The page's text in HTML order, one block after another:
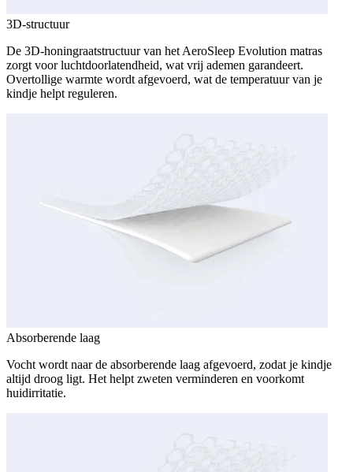
3D-structuur
De 3D-honingraatstructuur van het AeroSleep Evolution matras
zorgt voor luchtdoorlatendheid, wat vrij ademen garandeert.
Overtollige warmte wordt afgevoerd, wat de temperatuur van je
kindje helpt reguleren.
Absorberende laag
Vocht wordt naar de absorberende laag afgevoerd, zodat je kindje
altijd droog ligt. Het helpt zweten verminderen en voorkomt
huidirritatie.